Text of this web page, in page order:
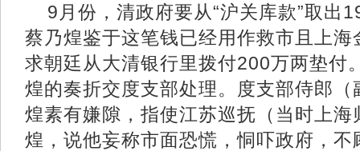
9月份，清政府要从“沪关库款”取出
蔡乃煌鉴于这笔钱已经用作救市且上
求朝廷从大清银行里拨付200万两垫付
煌的奏折交度支部处理。度支部侍郎
煌素有嫌隙，指使江苏巡抚（当时上
煌，说他妄称市面恐慌，恫吓政府，不